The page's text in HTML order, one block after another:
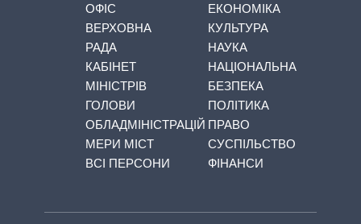
ОФІС
ВЕРХОВНА
РАДА
КАБІНЕТ
МІНІСТРІВ
ГОЛОВИ
ОБЛАДМІНІСТРАЦІЙ
МЕРИ МІСТ
ВСІ ПЕРСОНИ
ЕКОНОМІКА
КУЛЬТУРА
НАУКА
НАЦІОНАЛЬНА
БЕЗПЕКА
ПОЛІТИКА
ПРАВО
СУСПІЛЬСТВО
ФІНАНСИ